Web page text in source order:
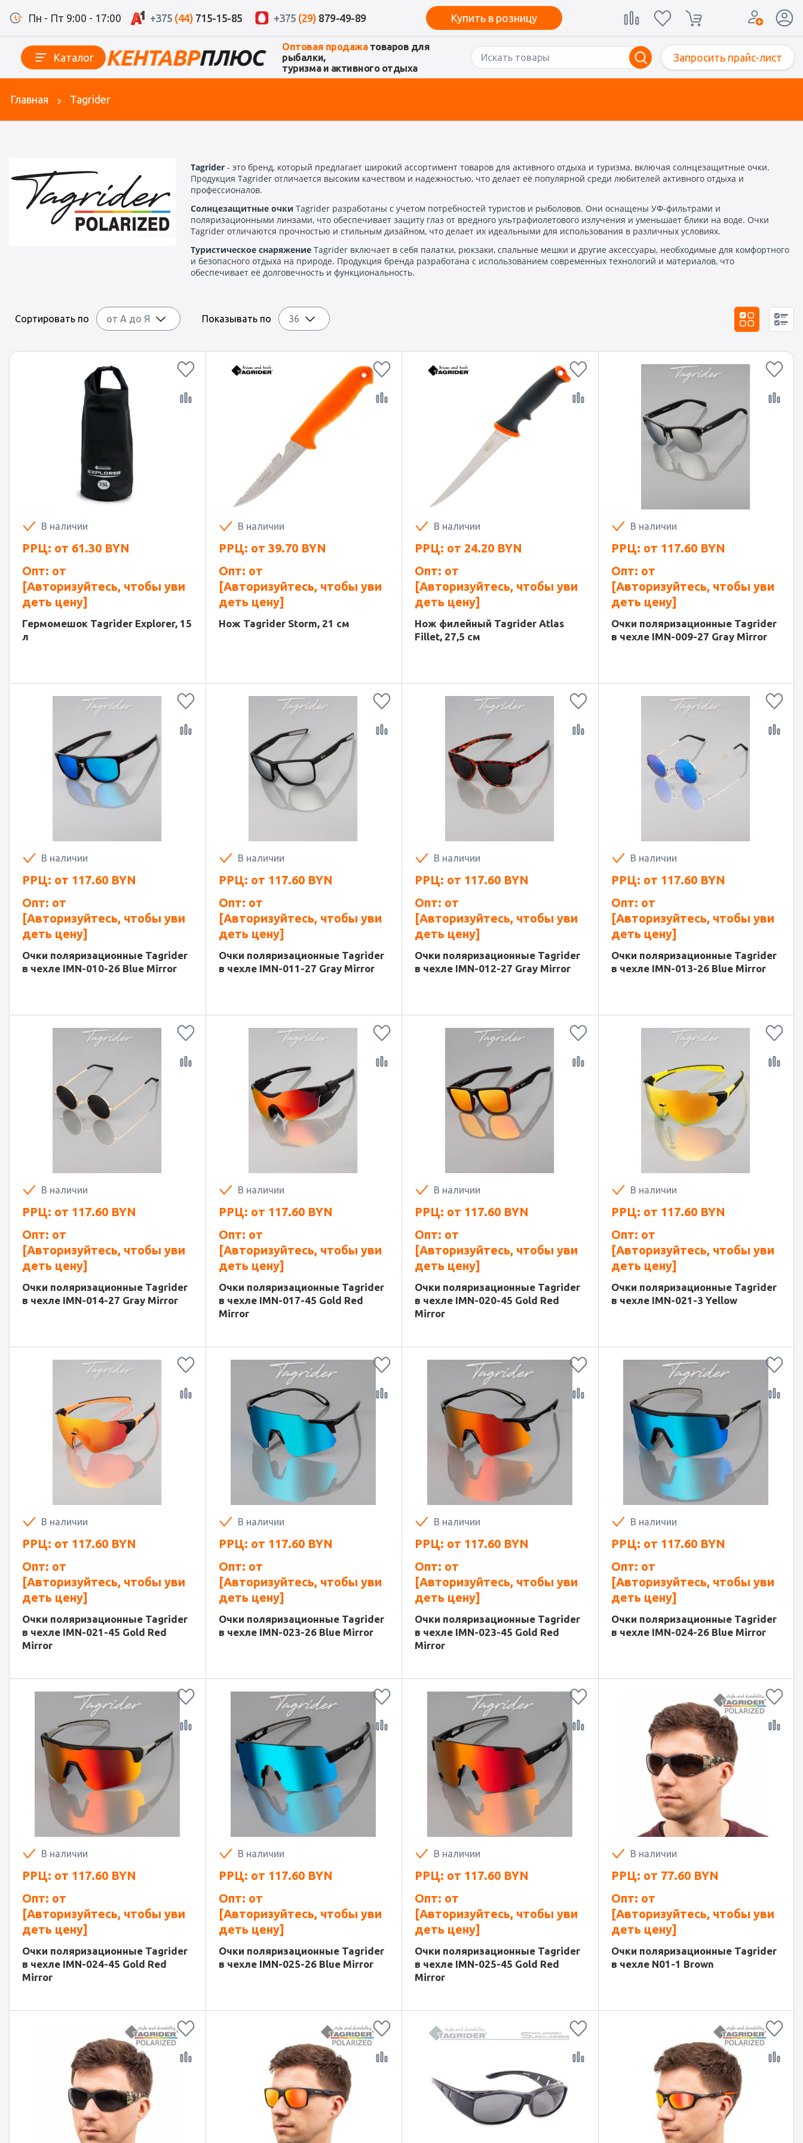
Пн - Пт 9:00 - 17:00 +375 (44) 715-15-85 +375 (29) 879-49-89 Купить в розницу
Каталог
Оптовая продажатоваров для
рыбалки,
туризма и активного отдыха
Запросить прайс-лист
Главная Tagrider
Tagrider - это бренд, который предлагает широкий ассортимент товаров для активного отдыха и туризма, включая солнцезащитные очки.
Продукция Tagrider отличается высоким качеством и надежностью, что делает её популярной среди любителей активного отдыха и
профессионалов.
Солнцезащитные очки Tagrider разработаны с учетом потребностей туристов и рыболовов. Они оснащены УФ-фильтрами и
поляризационными линзами, что обеспечивает защиту глаз от вредного ультрафиолетового излучения и уменьшает блики на воде. Очки
Tagrider отличаются прочностью и стильным дизайном, что делает их идеальными для использования в различных условиях.
Туристическое снаряжение Tagrider включает в себя палатки, рюкзаки, спальные мешки и другие аксессуары, необходимые для комфортного
и безопасного отдыха на природе. Продукция бренда разработана с использованием современных технологий и материалов, что
обеспечивает её долговечность и функциональность.
Сортировать по от А до Я Показывать по 36
В наличии
РРЦ: от 61.30 BYN
Опт: от
[Авторизуйтесь, чтобы уви
деть цену]
Гермомешок Tagrider Explorer, 15
л
В наличии
РРЦ: от 39.70BYN
Опт: от
[Авторизуйтесь, чтобы уви
деть цену]
Нож Tagrider Storm, 21 см
В наличии
РРЦ: от 24.20 BYN
Опт: от
[Авторизуйтесь, чтобы уви
деть цену]
Нож филейный Tagrider Atlas
Fillet, 27,5 см
В наличии
РРЦ: от 117.60BYN
Опт: от
[Авторизуйтесь, чтобы уви
деть цену]
Очки поляризационные Tagrider
в чехле IMN-009-27 Gray Mirror
В наличии
РРЦ: от 117.60 BYN
Опт: от
[Авторизуйтесь, чтобы уви
деть цену]
Очки поляризационные Tagrider
в чехле IMN-010-26 Blue Mirror
В наличии
РРЦ: от 117.60BYN
Опт: от
[Авторизуйтесь, чтобы уви
деть цену]
Очки поляризационные Tagrider
в чехле IMN-011-27 Gray Mirror
В наличии
РРЦ: от 117.60 BYN
Опт: от
[Авторизуйтесь, чтобы уви
деть цену]
Очки поляризационные Tagrider
в чехле IMN-012-27 Gray Mirror
В наличии
РРЦ: от 117.60BYN
Опт: от
[Авторизуйтесь, чтобы уви
деть цену]
Очки поляризационные Tagrider
в чехле IMN-013-26 Blue Mirror
В наличии
РРЦ: от 117.60 BYN
Опт: от
[Авторизуйтесь, чтобы уви
деть цену]
Очки поляризационные Tagrider
в чехле IMN-014-27 Gray Mirror
В наличии
РРЦ: от 117.60BYN
Опт: от
[Авторизуйтесь, чтобы уви
деть цену]
Очки поляризационные Tagrider
в чехле IMN-017-45 Gold Red
Mirror
В наличии
РРЦ: от 117.60 BYN
Опт: от
[Авторизуйтесь, чтобы уви
деть цену]
Очки поляризационные Tagrider
в чехле IMN-020-45 Gold Red
Mirror
В наличии
РРЦ: от 117.60BYN
Опт: от
[Авторизуйтесь, чтобы уви
деть цену]
Очки поляризационные Tagrider
в чехле IMN-021-3 Yellow
В наличии
РРЦ: от 117.60 BYN
Опт: от
[Авторизуйтесь, чтобы уви
деть цену]
Очки поляризационные Tagrider
в чехле IMN-021-45 Gold Red
Mirror
В наличии
РРЦ: от 117.60BYN
Опт: от
[Авторизуйтесь, чтобы уви
деть цену]
Очки поляризационные Tagrider
в чехле IMN-023-26 Blue Mirror
В наличии
РРЦ: от 117.60 BYN
Опт: от
[Авторизуйтесь, чтобы уви
деть цену]
Очки поляризационные Tagrider
в чехле IMN-023-45 Gold Red
Mirror
В наличии
РРЦ: от 117.60BYN
Опт: от
[Авторизуйтесь, чтобы уви
деть цену]
Очки поляризационные Tagrider
в чехле IMN-024-26 Blue Mirror
В наличии
РРЦ: от 117.60 BYN
Опт: от
[Авторизуйтесь, чтобы уви
деть цену]
Очки поляризационные Tagrider
в чехле IMN-024-45 Gold Red
Mirror
В наличии
РРЦ: от 117.60BYN
Опт: от
[Авторизуйтесь, чтобы уви
деть цену]
Очки поляризационные Tagrider
в чехле IMN-025-26 Blue Mirror
В наличии
РРЦ: от 117.60 BYN
Опт: от
[Авторизуйтесь, чтобы уви
деть цену]
Очки поляризационные Tagrider
в чехле IMN-025-45 Gold Red
Mirror
В наличии
РРЦ: от 77.60BYN
Опт: от
[Авторизуйтесь, чтобы уви
деть цену]
Очки поляризационные Tagrider
в чехле N01-1 Brown